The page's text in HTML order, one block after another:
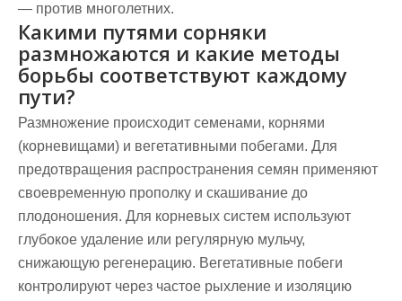
— против многолетних.
Какими путями сорняки
размножаются и какие методы
борьбы соответствуют каждому
пути?
Размножение происходит семенами, корнями
(корневищами) и вегетативными побегами. Для
предотвращения распространения семян применяют
своевременную прополку и скашивание до
плодоношения. Для корневых систем используют
глубокое удаление или регулярную мульчу,
снижающую регенерацию. Вегетативные побеги
контролируют через частое рыхление и изоляцию